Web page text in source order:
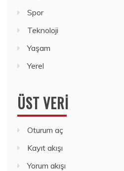
Spor
Teknoloji
Yaşam
Yerel
ÜST VERI
Oturum aç
Kayıt akışı
Yorum akışı